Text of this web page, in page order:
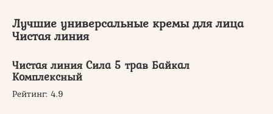
Лучшие универсальные кремы для лица
Чистая линия
Чистая линия Сила 5 трав Байкал
Комплексный
Рейтинг: 4.9